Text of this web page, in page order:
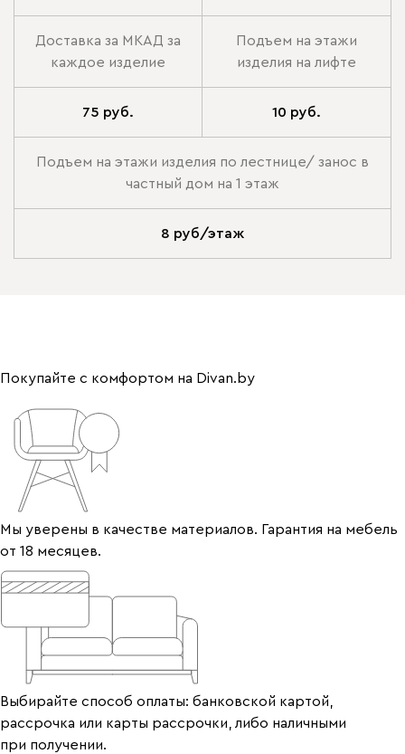
Доставка за МКАД за
каждое изделие
Подъем на этажи
изделия на лифте
75 руб. 10 руб.
Подъем на этажи изделия по лестнице/ занос в
частный дом на 1 этаж
8 руб/этаж
Покупайте с комфортом на Divan.by
Мы уверены в качестве материалов. Гарантия на мебель
от 18 месяцев.
Выбирайте способ оплаты: банковской картой,
рассрочка или карты рассрочки, либо наличными
при получении.